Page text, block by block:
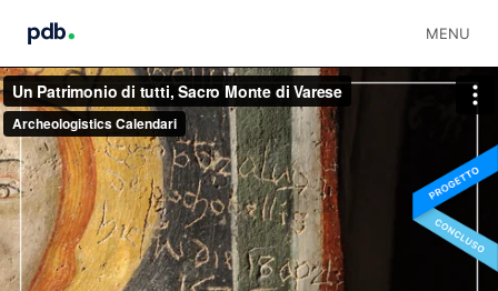
MENU